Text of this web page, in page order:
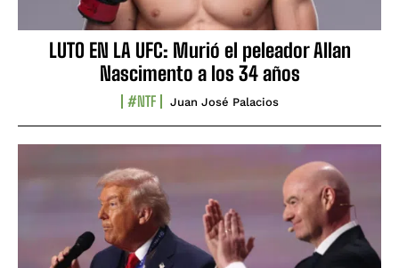
LUTO EN LA UFC: Murió el peleador Allan
Nascimento a los 34 años
#NTF Juan José Palacios